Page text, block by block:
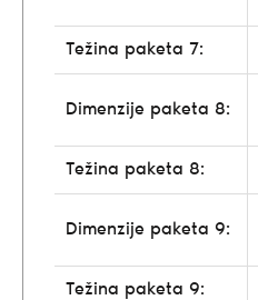
Težina paketa 7:
Dimenzije paketa 8:
Težina paketa 8:
Dimenzije paketa 9:
Težina paketa 9: